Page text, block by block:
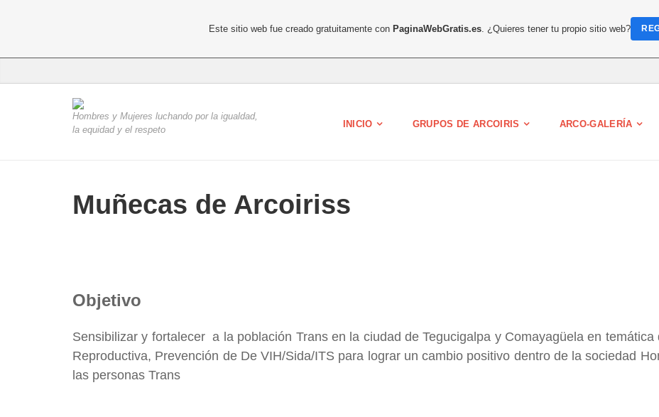
Hombres y Mujeres luchando por la igualdad,
la equidad y el respeto
INICIO GRUPOS DE ARCOIRIS ARCO-GALERÍA
Muñecas de Arcoiriss
Objetivo
Sensibilizar y fortalecer a la población Trans en la ciudad de Tegucigalpa y Comayagüela en
Reproductiva, Prevención de De VIH/Sida/ITS para lograr un cambio positivo dentro de la sociedad
las personas Trans
Este sitio web fue creado gratuitamente conPaginaWebGratis.es . ¿Quieres tener tu propio sitio web?